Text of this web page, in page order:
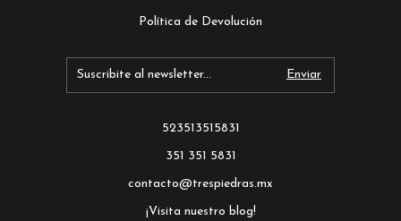
Política de Devolución
523513515831
351 351 5831
contacto@trespiedras.mx
¡Visita nuestro blog!